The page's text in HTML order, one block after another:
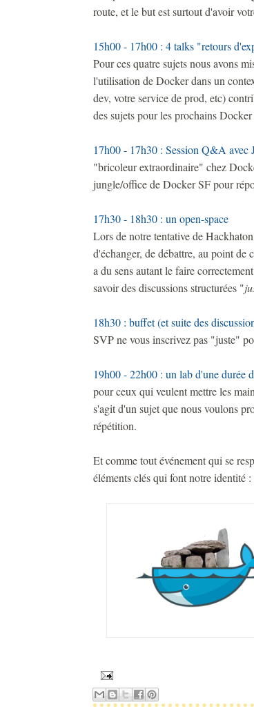
route, et le but est surtout d'avoir
15h00 - 17h00 : 4 talks "retours
Pour ces quatre sujets nous avons
l'utilisation de Docker dans un
dev, votre service de prod, etc)
des sujets pour les prochains
17h00 - 17h30 : Session Q&A avec
"bricoleur extraordinaire" chez
jungle/office de Docker SF pour
17h30 - 18h30 : un open-space
Lors de notre tentative de
d'échanger, de débattre, au point
a du sens autant le faire
savoir des discussions structurées "
18h30 : buffet (et suite des
SVP ne vous inscrivez pas "juste"
19h00 - 22h00 : un lab d'une durée
pour ceux qui veulent mettre les
s'agit d'un sujet que nous voulons
répétition.
Et comme tout événement qui se
éléments clés qui font notre identité :